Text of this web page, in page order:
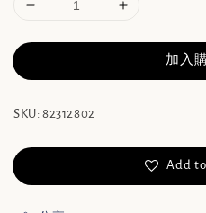
加入
SKU: 82312802
Add